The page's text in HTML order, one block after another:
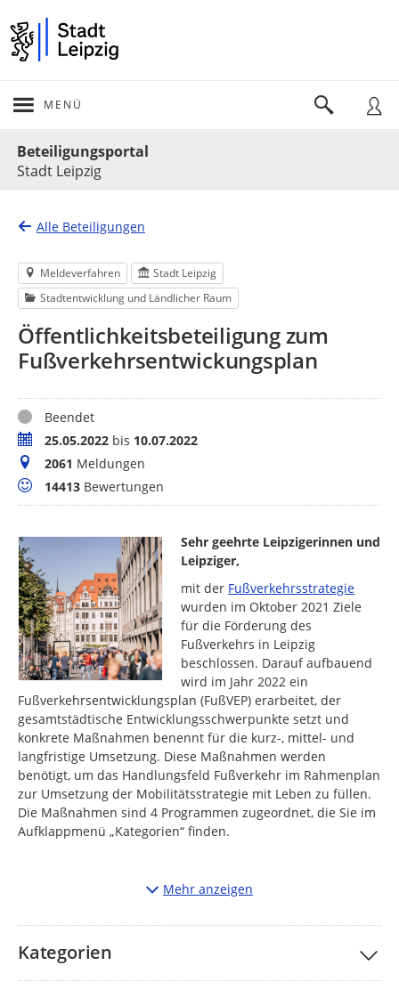
MENÜ
Beteiligungsportal
Stadt Leipzig
Alle Beteiligungen
Meldeverfahren
Stadt Leipzig
Stadtentwicklung und Ländlicher Raum
Öffentlichkeitsbeteiligung zum
Fußverkehrsentwickungsplan
StatusBeendet
Zeitraum25.05.2022 bis 10.07.2022
Meldungen
2061 Meldungen
Bewertungen
14413 Bewertungen
Sehr geehrte Leipzigerinnen und
Leipziger,
mit der Fußverkehrsstrategie
wurden im Oktober 2021 Ziele
für die Förderung des
Fußverkehrs in Leipzig
beschlossen. Darauf aufbauend
wird im Jahr 2022 ein
Fußverkehrsentwicklungsplan (FußVEP) erarbeitet, der
gesamtstädtische Entwicklungsschwerpunkte setzt und
konkrete Maßnahmen benennt für die kurz-, mittel- und
langfristige Umsetzung. Diese Maßnahmen werden
benötigt, um das Handlungsfeld Fußverkehr im Rahmenplan
zur Umsetzung der Mobilitätsstrategie mit Leben zu füllen.
Die Maßnahmen sind 4 Programmen zugeordnet, die Sie im
Aufklappmenü „Kategorien“ finden.
Sie können auf der Karte für die 4 Programme
Maßnahmen vorschlagen, die aus Ihrer Sicht zur
Verbesserung des Fußverkehrs notwendig sind. Ist die
Maßnahme bereits eingetragen, können Sie diese mit
Mehr anzeigen
Kategorien